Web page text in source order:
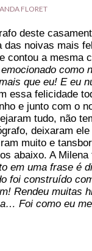
FLORET
deste
das noivas mais
contou a mesma
como
que eu! E eu
essa felicidade
e junto com o
tudo, não
deixaram
muito e
abaixo. A Milena
em uma frase é
foi construído
Rendeu muitas
Foi como eu